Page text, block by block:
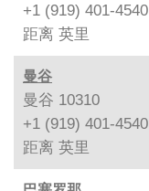
+1 (919) 401-4540
距离 英里
曼谷
曼谷 10310
+1 (919) 401-4540
距离 英里